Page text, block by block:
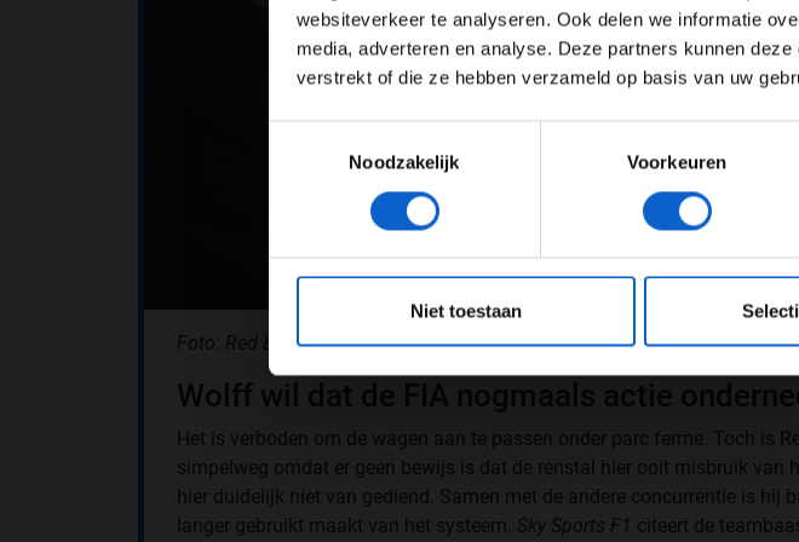
websiteverkeer te analyseren. Ook delen we informatie
media, adverteren en analyse. Deze partners kunnen
verstrekt of die ze hebben verzameld op basis van uw
Noodzakelijk
Voorkeuren
Niet toestaan
Foto: Red Bull Content Pool
Wolff wil dat de FIA nogmaals actie
Het is verboden om de wagen aan te passen onder parc ferme. Toch is
simpelweg omdat er geen bewijs is dat de renstal hier ooit misbruik van
hier duidelijk niet van gediend. Samen met de andere concurrentie is hij
langer gebruikt maakt van het systeem. Sky Sports F1 citeert de
Toon alle
Toon alle
JONGER DAN 24
*Raadpleeg onsprivacybeleidvoor meer